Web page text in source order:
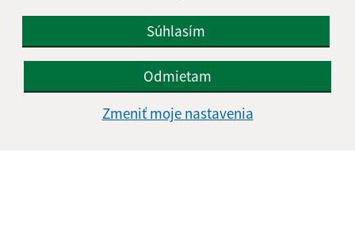
Súhlasím
Odmietam
Zmeniť moje nastavenia
Vyhlásenie o prístupnosti
Autorské práva
Ochrana osobných údajov